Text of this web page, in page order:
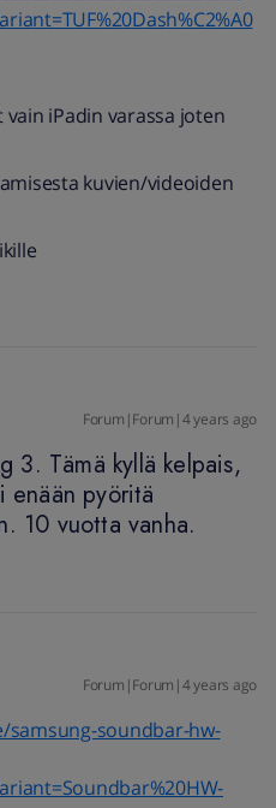
iPadin varassa joten
kuvien/videoiden
Forum|Forum|4 years ago
3. Tämä kyllä kelpais,
enään pyöritä
10 vuotta vanha.
Forum|Forum|4 years ago
soundbar-hw-